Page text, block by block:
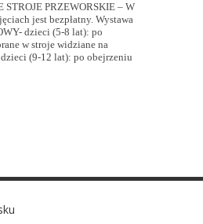
STROJE PRZEWORSKIE – W
jest bezpłatny. Wystawa
dzieci (5-8 lat): po
w stroje widziane na
(9-12 lat): po obejrzeniu